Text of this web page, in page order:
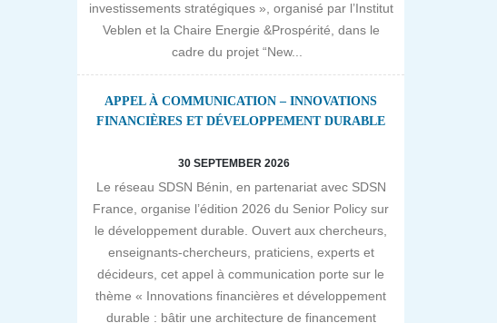
investissements stratégiques », organisé par l’Institut
Veblen et la Chaire Energie &Prospérité, dans le
cadre du projet “New...
APPEL À COMMUNICATION – INNOVATIONS
FINANCIÈRES ET DÉVELOPPEMENT DURABLE
30 SEPTEMBER 2026
Le réseau SDSN Bénin, en partenariat avec SDSN
France, organise l’édition 2026 du Senior Policy sur
le développement durable. Ouvert aux chercheurs,
enseignants-chercheurs, praticiens, experts et
décideurs, cet appel à communication porte sur le
thème « Innovations financières et développement
durable : bâtir une architecture de financement